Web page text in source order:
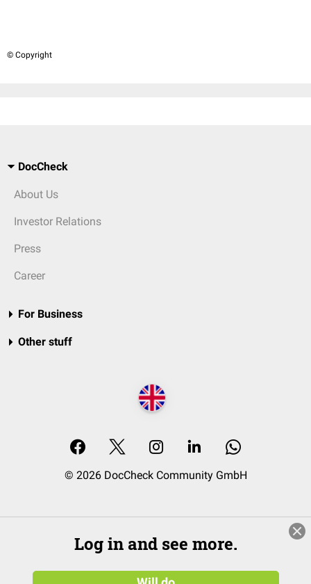
© Copyright
DocCheck
About Us
Investor Relations
Press
Career
For Business
Other stuff
© 2026 DocCheck Community GmbH
Log in and see more.